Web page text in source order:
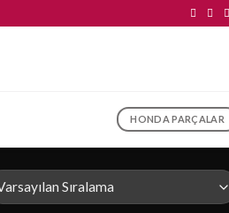
HONDA PARÇALAR